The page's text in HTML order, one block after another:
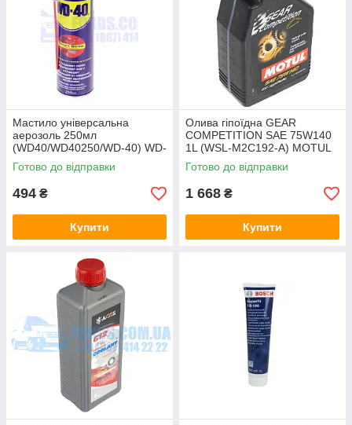
Мастило універсальна
аерозоль 250мл
(WD40/WD40250/WD-40) WD-
40
Готово до відправки
494 ₴
Купити
Олива гіпоїдна GEAR
COMPETITION SAE 75W140
1L (WSL-M2C192-A) MOTUL
Готово до відправки
1 668 ₴
Купити